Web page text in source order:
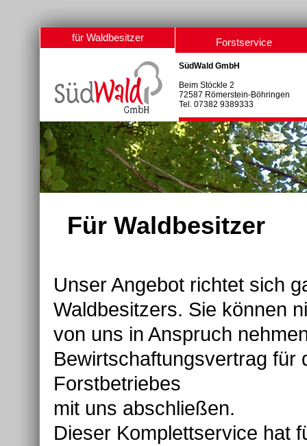
für Waldbesitzer Forstservice
SüdWald GmbH
Beim Stöckle 2
72587 Römerstein-Böhringen
Tel. 07382 9389333
Für Waldbesitzer
Unser Angebot richtet sich
Waldbesitzers. Sie können
von uns in Anspruch
Bewirtschaftungsvertrag für
Forstbetriebes
mit uns abschließen.
Dieser Komplettservice hat